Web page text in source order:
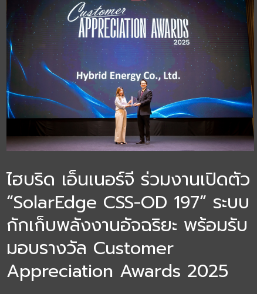
ไฮบริด เอ็นเนอร์จี ร่วมงานเปิดตัว
“SolarEdge CSS-OD 197” ระบบ
กักเก็บพลังงานอัจฉริยะ พร้อมรับ
มอบรางวัล Customer
Appreciation Awards 2025